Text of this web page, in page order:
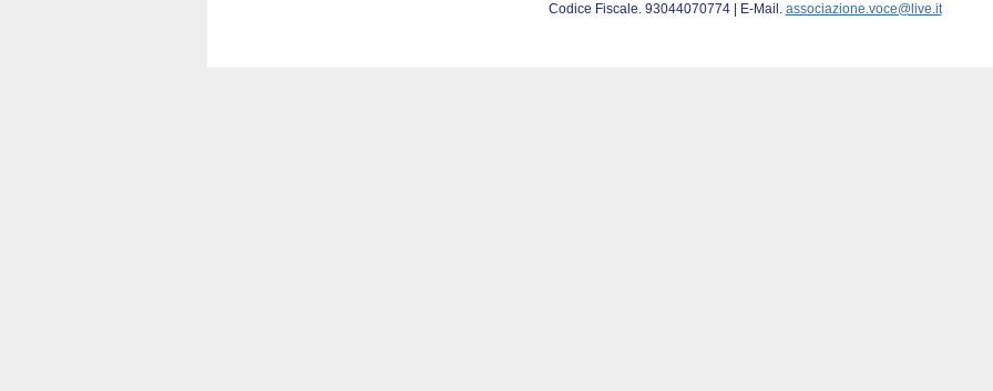
Codice Fiscale. 93044070774 | E-Mail. associazione.voce@live.it